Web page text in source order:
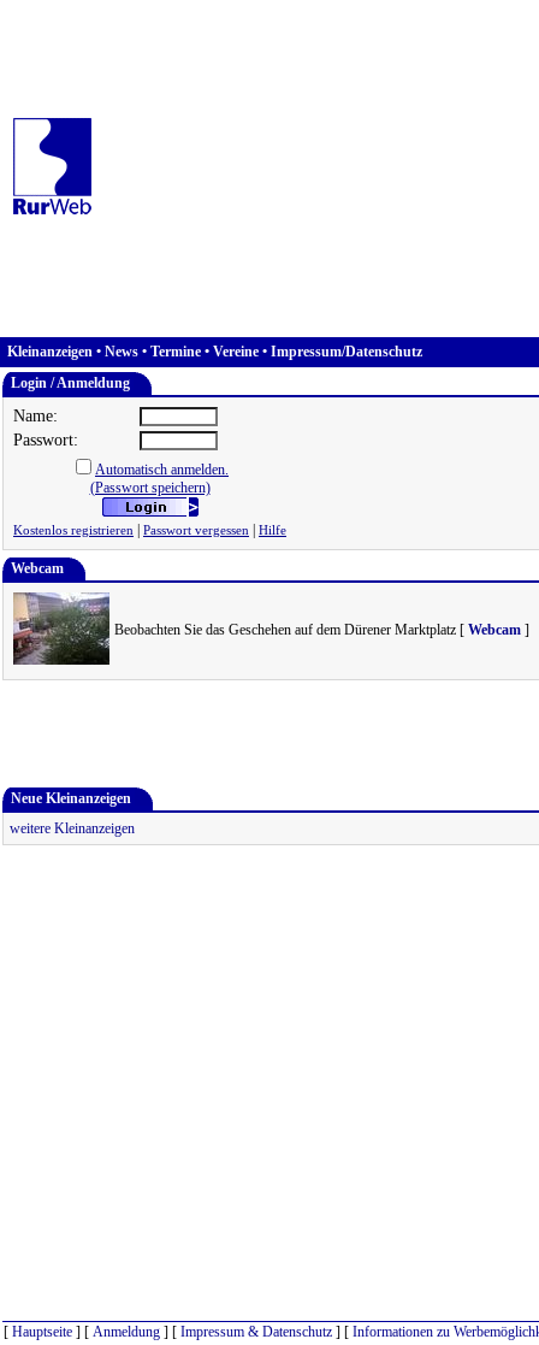
Kleinanzeigen • News • Termine • Vereine • Impressum/Datenschutz
Login / Anmeldung
Name:
Passwort:
Automatisch anmelden.
(Passwort speichern)
Kostenlos registrieren Passwort vergessen Hilfe
Webcam
Beobachten Sie das Geschehen auf dem Dürener Marktplatz [ Webcam ]
Neue Kleinanzeigen
weitere Kleinanzeigen
[ Hauptseite ] [ Anmeldung ] [ Impressum & Datenschutz ] [ Informationen zu